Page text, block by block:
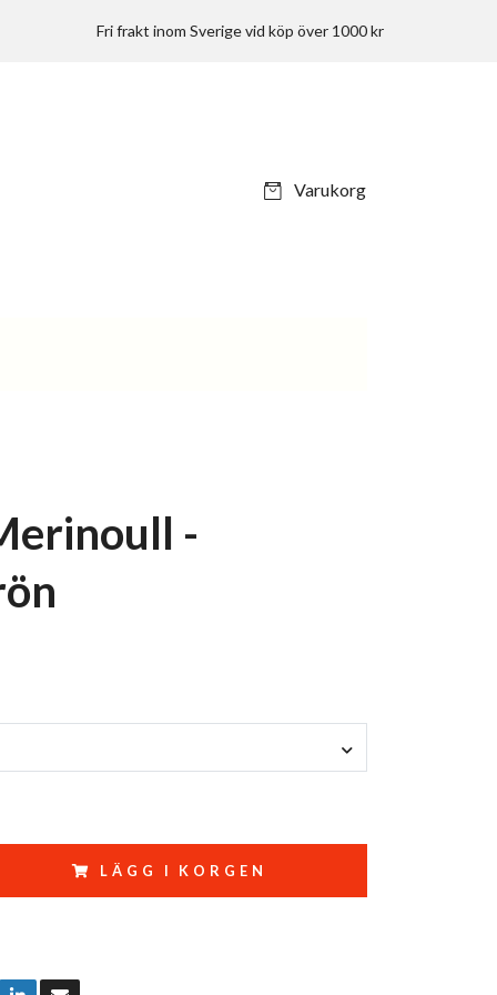
Fri frakt inom Sverige vid köp över 1000 kr
Varukorg
-
LÄGG I KORGEN